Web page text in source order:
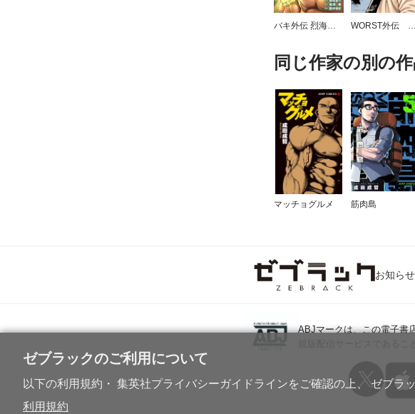
ゼブラックのご利用について
以下の利用規約・ 集英社プライバシーガイドラインをご確認の上、 ゼブラ
利用規約
同じ作家の別の
マッチョグルメ 筋肉島
お知らせ
ABJマークは、この電子書